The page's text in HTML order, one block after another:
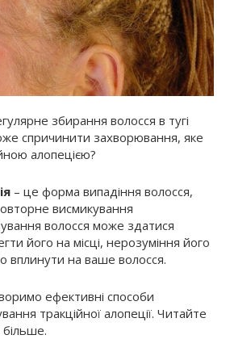
збирання волосся в тугі
спричинити захворювання, яке
алопецією?
– це форма випадіння волосся,
висмикування
волосся може здатися
його на місці, нерозуміння його
вплинути на ваше волосся.
ефективні способи
тракційної алопеції. Читайте